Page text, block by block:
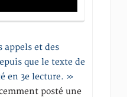
appels et des
que le texte de
en 3e lecture. »
posté une